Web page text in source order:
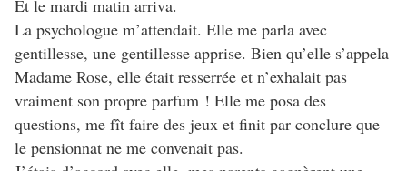
Et le mardi matin arriva.
La psychologue m’attendait. Elle me parla avec
gentillesse, une gentillesse apprise. Bien qu’elle s’appela
Madame Rose, elle était resserrée et n’exhalait pas
vraiment son propre parfum ! Elle me posa des
questions, me fît faire des jeux et finit par conclure que
le pensionnat ne me convenait pas.